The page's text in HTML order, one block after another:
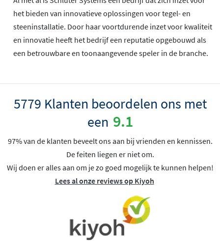
het bieden van innovatieve oplossingen voor tegel- en
steeninstallatie. Door haar voortdurende inzet voor kwaliteit
en innovatie heeft het bedrijf een reputatie opgebouwd als
een betrouwbare en toonaangevende speler in de branche.
5779 Klanten beoordelen ons met
een 9.1
97% van de klanten beveelt ons aan bij vrienden en kennissen.
De feiten liegen er niet om.
Wij doen er alles aan om je zo goed mogelijk te kunnen helpen!
Lees al onze reviews op Kiyoh